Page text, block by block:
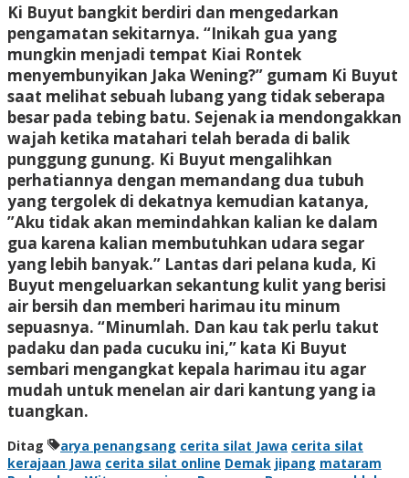
Ki Buyut bangkit berdiri dan mengedarkan
pengamatan sekitarnya. “Inikah gua yang
mungkin menjadi tempat Kiai Rontek
menyembunyikan Jaka Wening?” gumam Ki Buyut
saat melihat sebuah lubang yang tidak seberapa
besar pada tebing batu. Sejenak ia mendongakkan
wajah ketika matahari telah berada di balik
punggung gunung. Ki Buyut mengalihkan
perhatiannya dengan memandang dua tubuh
yang tergolek di dekatnya kemudian katanya,
”Aku tidak akan memindahkan kalian ke dalam
gua karena kalian membutuhkan udara segar
yang lebih banyak.” Lantas dari pelana kuda, Ki
Buyut mengeluarkan sekantung kulit yang berisi
air bersih dan memberi harimau itu minum
sepuasnya. “Minumlah. Dan kau tak perlu takut
padaku dan pada cucuku ini,” kata Ki Buyut
sembari mengangkat kepala harimau itu agar
mudah untuk menelan air dari kantung yang ia
tuangkan.
Ditag arya penangsang cerita silat Jawa cerita silat
kerajaan Jawa cerita silat online Demak jipang mataram